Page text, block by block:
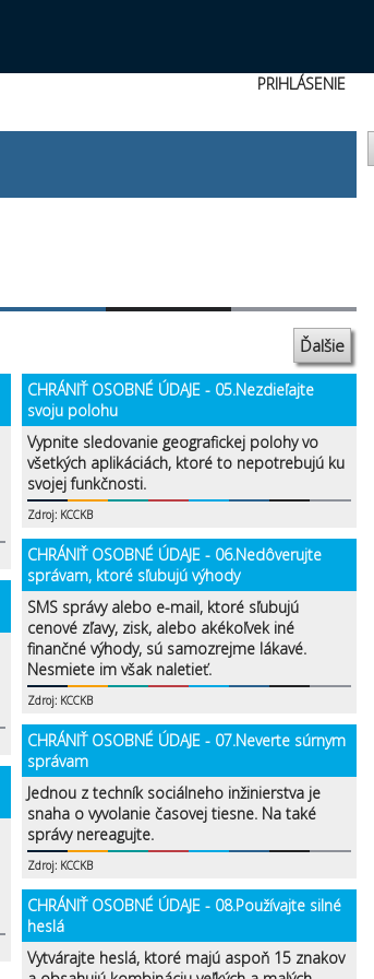
PRIHLÁSENIE
Ďalšie
CHRÁNIŤ OSOBNÉ ÚDAJE - 05.Nezdieľajte
svoju polohu
Vypnite sledovanie geografickej polohy vo
všetkých aplikáciách, ktoré to nepotrebujú ku
svojej funkčnosti.
Zdroj: KCCKB
CHRÁNIŤ OSOBNÉ ÚDAJE - 06.Nedôverujte
správam, ktoré sľubujú výhody
SMS správy alebo e-mail, ktoré sľubujú
cenové zľavy, zisk, alebo akékoľvek iné
finančné výhody, sú samozrejme lákavé.
Nesmiete im však naletieť.
Zdroj: KCCKB
CHRÁNIŤ OSOBNÉ ÚDAJE - 07.Neverte súrnym
správam
Jednou z techník sociálneho inžinierstva je
snaha o vyvolanie časovej tiesne. Na také
správy nereagujte.
Zdroj: KCCKB
CHRÁNIŤ OSOBNÉ ÚDAJE - 08.Používajte silné
heslá
Vytvárajte heslá, ktoré majú aspoň 15 znakov